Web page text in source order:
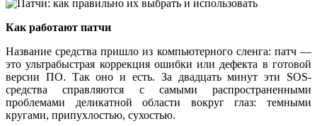
Как работают патчи
Название средства пришло из компьютерного сленга: патч —
это ультрабыстрая коррекция ошибки или дефекта в готовой
версии ПО. Так оно и есть. За двадцать минут эти SOS-
средства справляются с самыми распространенными
проблемами деликатной области вокруг глаз: темными
кругами, припухлостью, сухостью.